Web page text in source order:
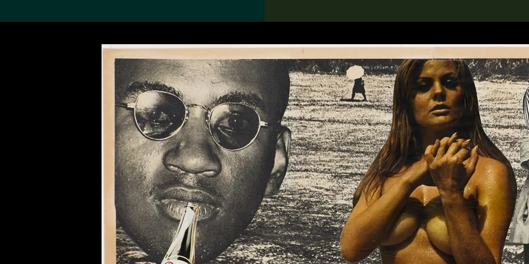
搜索M+藏品 Search the Collection
19,052項結果
關於M+藏品
探索世界頂級的二十及二十
一世紀視覺文化藏品。